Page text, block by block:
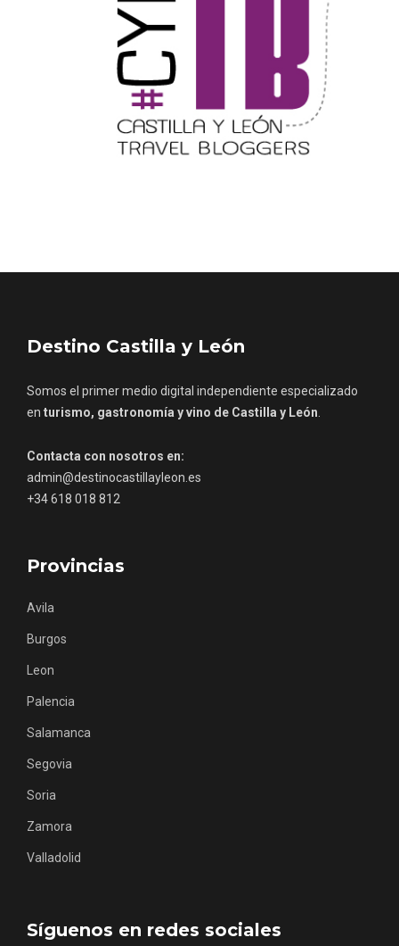
Destino Castilla y León
Somos el primer medio digital independiente especializado
en turismo, gastronomía y vino de Castilla y León
Contacta con nosotros en:
admin@destinocastillayleon.es
+34 618 018 812
Provincias
Avila
Burgos
Leon
Palencia
Salamanca
Segovia
Soria
Zamora
Valladolid
Síguenos en redes sociales
Arribes
ganchillo de Moradillo de Roa